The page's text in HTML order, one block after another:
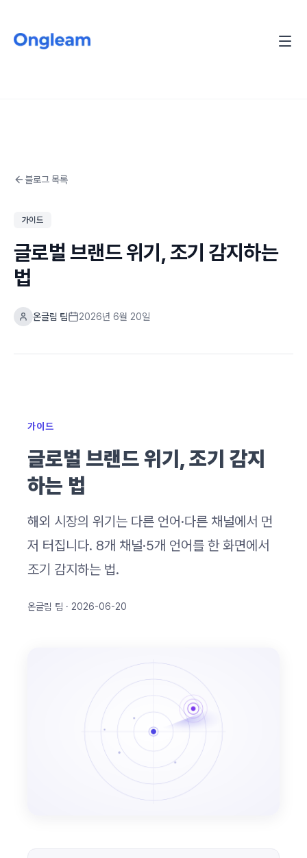
블로그 목록
가이드
글로벌 브랜드 위기, 조기 감지하는
법
온글림 팀 2026년 6월 20일
가이드
글로벌 브랜드 위기, 조기 감지
하는 법
해외 시장의 위기는 다른 언어·다른 채널에서 먼
저 터집니다. 8개 채널·5개 언어를 한 화면에서
조기 감지하는 법.
온글림 팀 · 2026-06-20